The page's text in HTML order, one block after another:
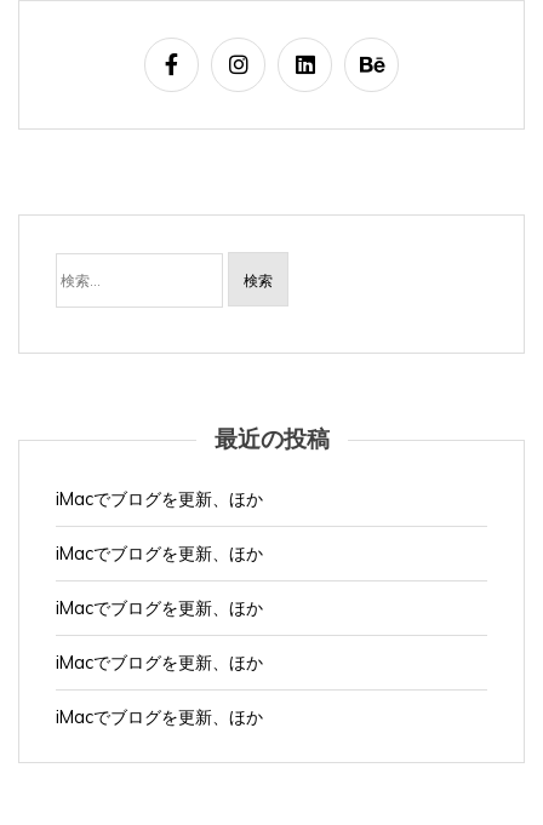
検
索:
最近の投稿
iMacでブログを更新、ほか
iMacでブログを更新、ほか
iMacでブログを更新、ほか
iMacでブログを更新、ほか
iMacでブログを更新、ほか